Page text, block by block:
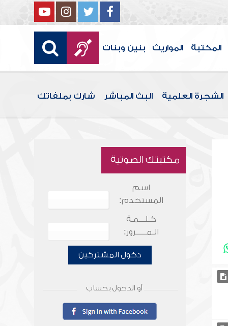
المكتبة المواريث بنين وبنات
الشجرة العلمية البث المباشر شارك بملفاتك
مكتبتك الصوتية
اسم
المستخدم:
كـلـــمـة
الـمـــــرور:
دخول المشتركين
أو الدخول بحساب